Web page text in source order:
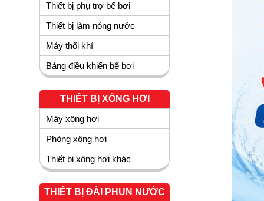
Thiết bị phụ trợ bể bơi
Thiết bị làm nóng nước
Máy thổi khí
Bảng điều khiển bể bơi
THIẾT BỊ XÔNG HƠI
Máy xông hơi
Phòng xông hơi
Thiết bị xông hơi khác
THIẾT BỊ ĐÀI PHUN NƯỚC